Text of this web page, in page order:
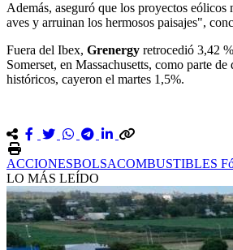
Además, aseguró que los proyectos eólicos
aves y arruinan los hermosos paisajes",
Fuera del Ibex, Grenergy retrocedió 3,42
Somerset, en Massachusetts, como parte
históricos, cayeron el martes 1,5%.
ACCIONESBOLSACOMBUSTIBLES
LO MÁS LEÍDO